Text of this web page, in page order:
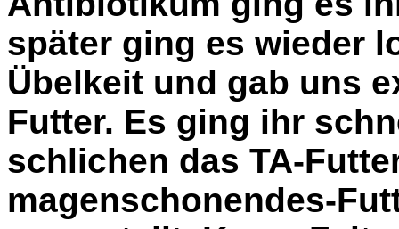
später ging es wieder
Übelkeit und gab uns
Futter. Es ging ihr
schlichen das TA-
magenschonendes-